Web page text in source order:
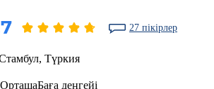
27 пікірлер
, Түркия
ОрташаБаға деңгейі